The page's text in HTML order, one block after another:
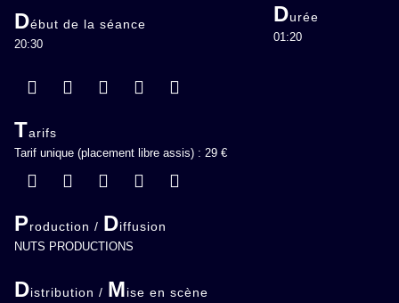
Début de la séance
20:30
Durée
01:20
Tarifs
Tarif unique (placement libre assis) : 29 €
Production / Diffusion
NUTS PRODUCTIONS
Distribution / Mise en scène